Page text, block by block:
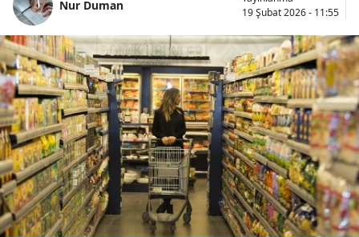
Nur Duman
19 Şubat 2026 - 11:55